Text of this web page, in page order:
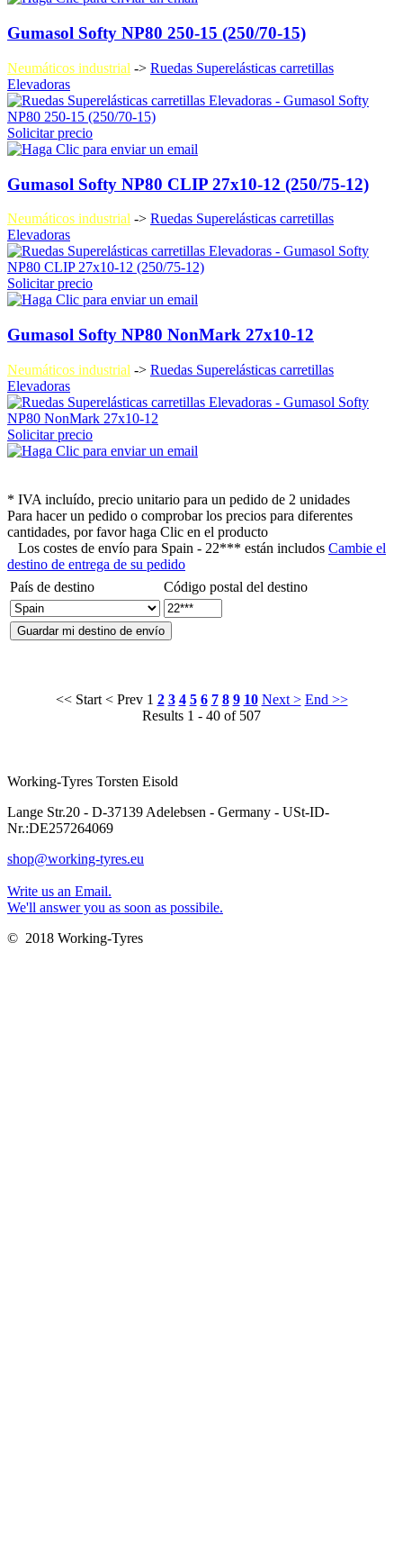
Gumasol Softy NP80 250-15 (250/70-15)
Neumáticos industrial -> Ruedas Superelásticas carretillas
Elevadoras
Solicitar precio
Gumasol Softy NP80 CLIP 27x10-12 (250/75-12)
Neumáticos industrial -> Ruedas Superelásticas carretillas
Elevadoras
Solicitar precio
Gumasol Softy NP80 NonMark 27x10-12
Neumáticos industrial -> Ruedas Superelásticas carretillas
Elevadoras
Solicitar precio
* IVA incluído, precio unitario para un pedido de 2 unidades
Para hacer un pedido o comprobar los precios para diferentes
cantidades, por favor haga Clic en el producto
Los costes de envío para Spain - 22*** están includos Cambie el
destino de entrega de su pedido
País de destino
Código postal del destino
<< Start < Prev 1 2 3 4 5 6 7 8 9 10 Next > End >>
Results 1 - 40 of 507
Working-Tyres Torsten Eisold
Lange Str.20 - D-37139 Adelebsen - Germany - USt-ID-
Nr.:DE257264069
shop@working-tyres.eu
Write us an Email.
We'll answer you as soon as possibile.
© 2018 Working-Tyres